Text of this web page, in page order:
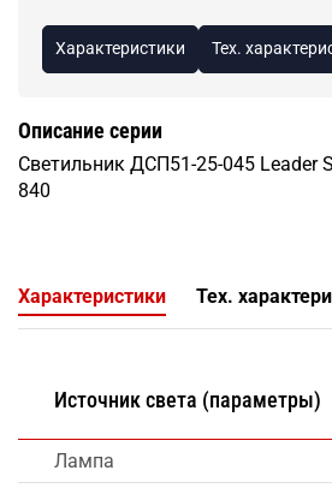
Характеристики Тех.
Описание серии
Светильник ДСП51-25-045
840
Характеристики Тех.
Источник света (параметры)
Лампа